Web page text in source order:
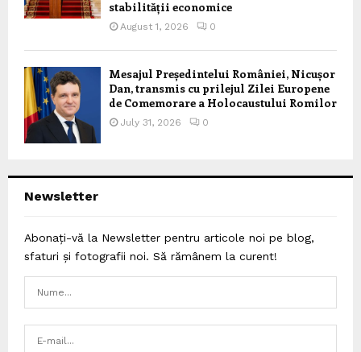
stabilității economice
August 1, 2026 0
Mesajul Președintelui României, Nicușor
Dan, transmis cu prilejul Zilei Europene
de Comemorare a Holocaustului Romilor
July 31, 2026 0
Newsletter
Abonați-vă la Newsletter pentru articole noi pe blog,
sfaturi și fotografii noi. Să rămânem la curent!